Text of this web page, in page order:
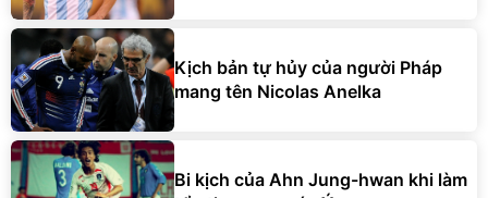
Kịch bản tự hủy của người Pháp
mang tên Nicolas Anelka
Bi kịch của Ahn Jung-hwan khi làm